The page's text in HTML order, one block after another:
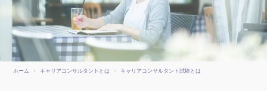
ホーム キャリアコンサルタントとは キャリアコンサルタント試験とは